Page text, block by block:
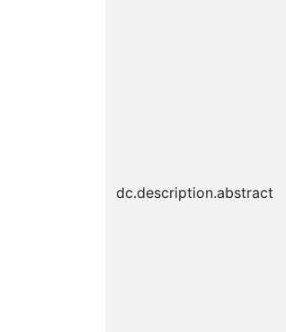
dc.description.abstract